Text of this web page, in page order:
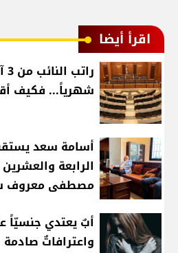
اقرأ أيضا
شهرياً... فكيف
أسامة سعد
الرابعة
مصطفى معروف
أبٌ يعتدي جنسيّاً
واعترافاتٌ صادمة